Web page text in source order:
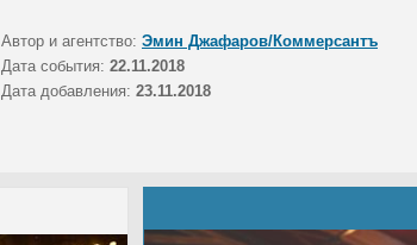
Автор и агентство: Эмин Джафаров/Коммерсантъ
Дата события: 22.11.2018
Дата добавления: 23.11.2018